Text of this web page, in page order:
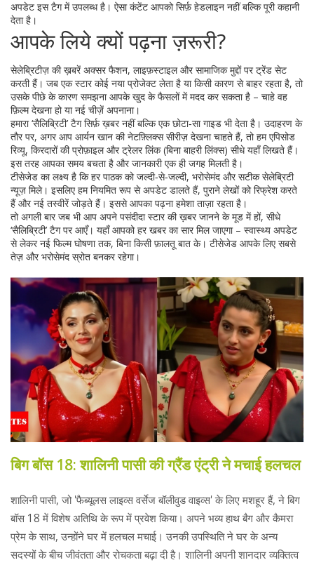
अपडेट इस टैग में उपलब्ध है। ऐसा कंटेंट आपको सिर्फ़ हेडलाइन नहीं बल्कि पूरी कहानी
देता है।
आपके लिये क्यों पढ़ना ज़रूरी?
सेलेब्रिटीज़ की ख़बरें अक्सर फैशन, लाइफ़स्टाइल और सामाजिक मुद्दों पर ट्रेंड सेट
करती हैं। जब एक स्टार कोई नया प्रोजेक्ट लेता है या किसी कारण से बाहर रहता है, तो
उसके पीछे के कारण समझना आपके खुद के फैसलों में मदद कर सकता है – चाहे वह
फ़िल्म देखना हो या नई चीज़ें अपनाना।
हमारा ‘सैलिब्रिटी’ टैग सिर्फ़ ख़बर नहीं बल्कि एक छोटा‑सा गाइड भी देता है। उदाहरण के
तौर पर, अगर आप आर्यन खान की नेटफ़्लिक्स सीरीज़ देखना चाहते हैं, तो हम एपिसोड
रिव्यू, किरदारों की प्रोफ़ाइल और ट्रेलर लिंक (बिना बाहरी लिंक्स) सीधे यहाँ लिखते हैं।
इस तरह आपका समय बचता है और जानकारी एक ही जगह मिलती है।
टीसेजेड का लक्ष्य है कि हर पाठक को जल्दी‑से‑जल्दी, भरोसेमंद और सटीक सेलेब्रिटी
न्यूज़ मिले। इसलिए हम नियमित रूप से अपडेट डालते हैं, पुराने लेखों को रिफ्रेश करते
हैं और नई तस्वीरें जोड़ते हैं। इससे आपका पढ़ना हमेशा ताज़ा रहता है।
तो अगली बार जब भी आप अपने पसंदीदा स्टार की ख़बर जानने के मूड में हों, सीधे
‘सैलिब्रिटी’ टैग पर आएँ। यहाँ आपको हर खबर का सार मिल जाएगा – स्वास्थ्य अपडेट
से लेकर नई फिल्म घोषणा तक, बिना किसी फ़ालतू बात के। टीसेजेड आपके लिए सबसे
तेज़ और भरोसेमंद स्रोत बनकर रहेगा।
बिग बॉस 18: शालिनी पासी की ग्रैंड एंट्री ने मचाई हलचल
शालिनी पासी, जो 'फैब्यूलस लाइव्स वर्सेज बॉलीवुड वाइव्स' के लिए मशहूर हैं, ने बिग
बॉस 18 में विशेष अतिथि के रूप में प्रवेश किया। अपने भव्य हाथ बैग और कैमरा
प्रेम के साथ, उन्होंने घर में हलचल मचाई। उनकी उपस्थिति ने घर के अन्य
सदस्यों के बीच जीवंतता और रोचकता बढ़ा दी है। शालिनी अपनी शानदार व्यक्तित्व